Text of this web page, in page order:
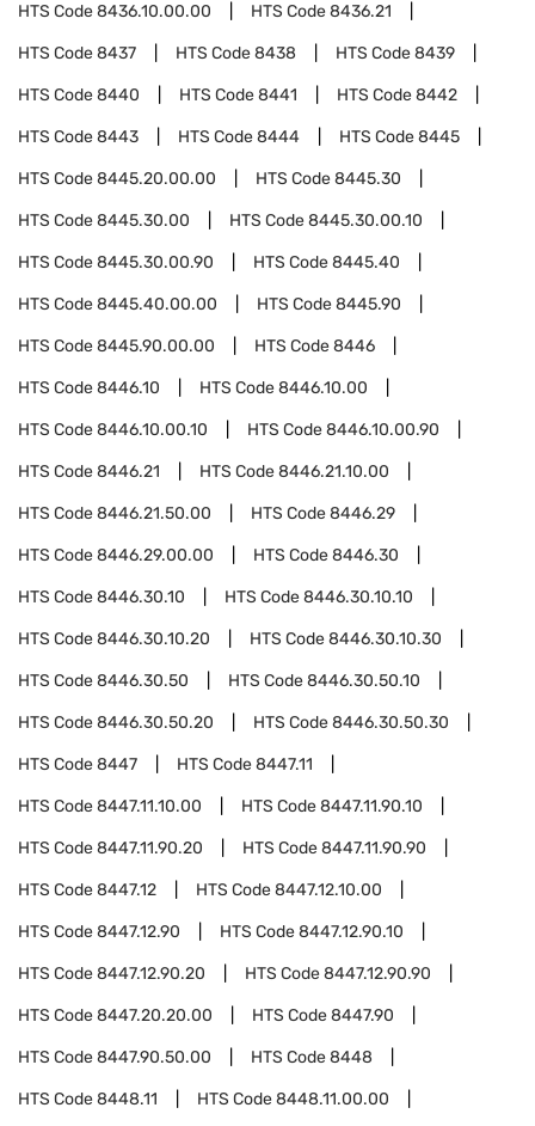
HTS Code8436.10.00.00 HTS Code8436.21
HTS Code8437 HTS Code8438 HTS Code8439
HTS Code8440 HTS Code8441 HTS Code8442
HTS Code8443 HTS Code8444 HTS Code8445
HTS Code8445.20.00.00 HTS Code8445.30
HTS Code8445.30.00 HTS Code8445.30.00.10
HTS Code8445.30.00.90 HTS Code8445.40
HTS Code8445.40.00.00 HTS Code8445.90
HTS Code8445.90.00.00 HTS Code8446
HTS Code8446.10 HTS Code8446.10.00
HTS Code8446.10.00.10 HTS Code8446.10.00.90
HTS Code8446.21 HTS Code8446.21.10.00
HTS Code8446.21.50.00 HTS Code8446.29
HTS Code8446.29.00.00 HTS Code8446.30
HTS Code8446.30.10 HTS Code8446.30.10.10
HTS Code8446.30.10.20 HTS Code8446.30.10.30
HTS Code8446.30.50 HTS Code8446.30.50.10
HTS Code8446.30.50.20 HTS Code8446.30.50.30
HTS Code8447 HTS Code8447.11
HTS Code8447.11.10.00 HTS Code8447.11.90.10
HTS Code8447.11.90.20 HTS Code8447.11.90.90
HTS Code8447.12 HTS Code8447.12.10.00
HTS Code8447.12.90 HTS Code8447.12.90.10
HTS Code8447.12.90.20 HTS Code8447.12.90.90
HTS Code8447.20.20.00 HTS Code8447.90
HTS Code8447.90.50.00 HTS Code8448
HTS Code8448.11 HTS Code8448.11.00.00